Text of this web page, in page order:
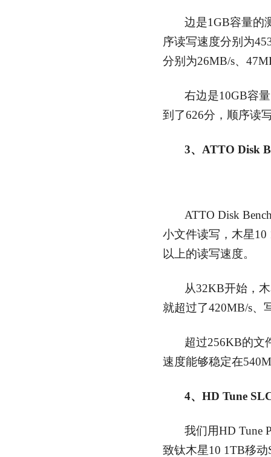
边是1GB容量的
序读写速度分别为
分别为26MB/s、
右边是10GB容
到了626分，顺序读
3、ATTO Disk
ATTO Disk
小文件读写，木星10
以上的读写速度。
从32KB开始，
就超过了420MB/s、
超过256KB的文
速度能够稳定在
4、HD Tune
我们用HD Tune
致钛木星10 1TB移动